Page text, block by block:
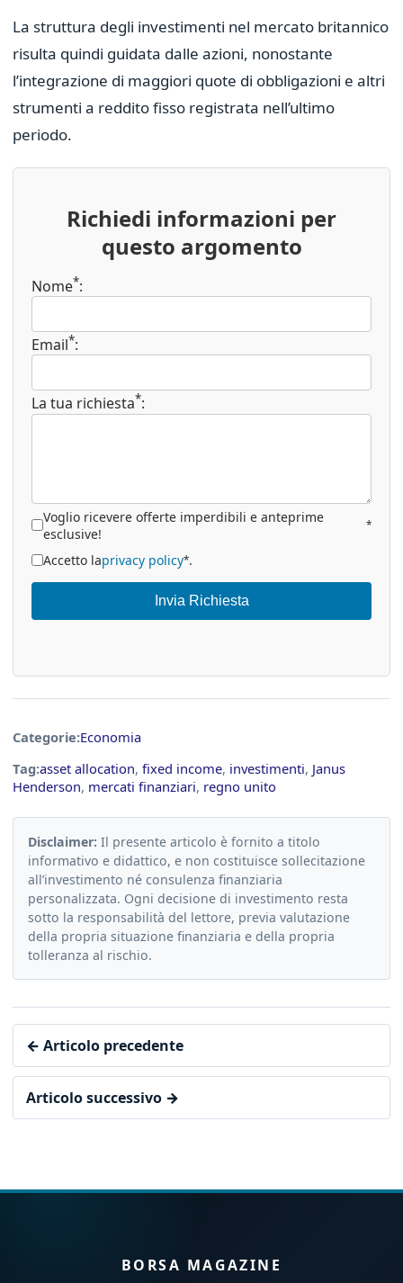
La struttura degli investimenti nel mercato britannico
risulta quindi guidata dalle azioni, nonostante
l’integrazione di maggiori quote di obbligazioni e altri
strumenti a reddito fisso registrata nell’ultimo
periodo.
Richiedi informazioni per
questo argomento
Nome*:
Email*:
La tua richiesta*:
Voglio ricevere offerte imperdibili e anteprime
esclusive!
*
Accetto laprivacy policy*.
Invia Richiesta
Categorie:Economia
Tag:asset allocation, fixed income, investimenti, Janus
Henderson, mercati finanziari, regno unito
Disclaimer: Il presente articolo è fornito a titolo
informativo e didattico, e non costituisce sollecitazione
all’investimento né consulenza finanziaria
personalizzata. Ogni decisione di investimento resta
sotto la responsabilità del lettore, previa valutazione
della propria situazione finanziaria e della propria
tolleranza al rischio.
← Articolo precedente
Articolo successivo →
BORSA MAGAZINE